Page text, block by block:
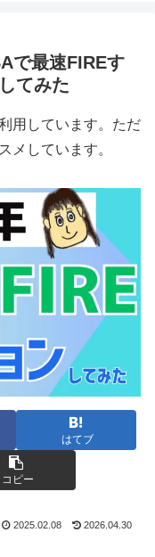
で最速FIREす
てみた
用しています。ただ
メしています。
はてブ
コピー
2025.02.08 2026.04.30